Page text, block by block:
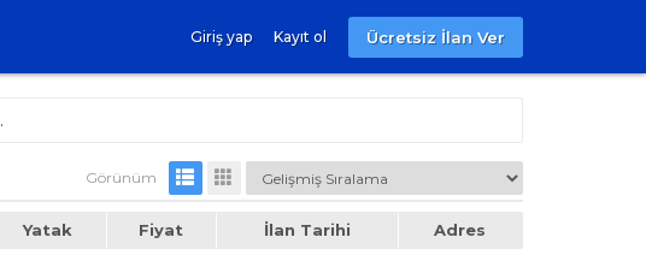
Giriş yap Kayıt ol Ücretsiz İlan Ver
Görünüm
Yatak Fiyat İlan Tarihi Adres